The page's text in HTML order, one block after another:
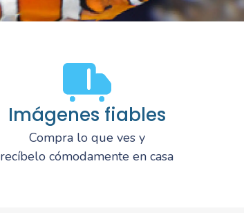
Imágenes fiables
Compra lo que ves y
recíbelo cómodamente en casa